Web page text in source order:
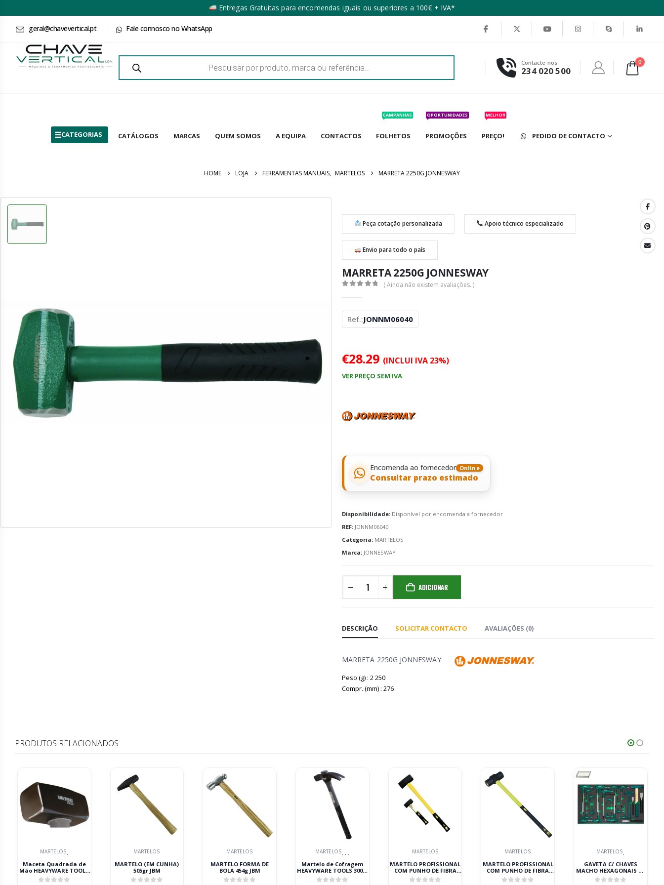
Entregas Gratuitas para encomendas iguais ou superiores a 100€ + IVA*
geral@chavevertical.pt Fale connosco no WhatsApp
Products
search Contacte-nos
234 020 500
0
CATEGORIAS CATÁLOGOS MARCAS QUEM SOMOS A EQUIPA CONTACTOS FOLHETOS
CAMPANHAS
PROMOÇÕES
OPORTUNIDADES
PREÇO!
MELHOR
PEDIDO DE CONTACTO
HOME LOJA FERRAMENTAS MANUAIS, MARTELOS MARRETA 2250G JONNESWAY
Peça cotação personalizada Apoio técnico especializado
Envio para todo o país
MARRETA 2250G JONNESWAY
( Ainda não existem avaliações. )
Ref.:JONNM06040
€28.29 (INCLUI IVA 23%)
VER PREÇO SEM IVA
Encomenda ao fornecedor Online
Consultar prazo estimado
Disponibilidade: Disponível por encomenda a fornecedor
REF: JONNM06040
Categoria: MARTELOS
Marca: JONNESWAY
ADICIONAR
DESCRIÇÃO SOLICITAR CONTACTO AVALIAÇÕES (0)
MARRETA 2250G JONNESWAY
Peso (g) : 2 250
Compr. (mm) : 276
PRODUTOS RELACIONADOS
MARTELOS,
Maceta Quadrada de
Mão HEAVYWARE TOOLS
1000g/1250g
MARTELOS
MARTELO (EM CUNHA)
505gr JBM
MARTELOS
MARTELO FORMA DE
BOLA 454g JBM
MARTELOS,,,
Martelo de Cofragem
HEAVYWARE TOOLS 300g-
500g Fibra/Madeira
MARTELOS
MARTELO PROFISSIONAL
COM PUNHO DE FIBRA
4KG JBM
MARTELOS
MARTELO PROFISSIONAL
COM PUNHO DE FIBRA
8KG JBM
MARTELOS,
GAVETA C/ CHAVES
MACHO HEXAGONAIS DE
PUNHO JONNESWAY